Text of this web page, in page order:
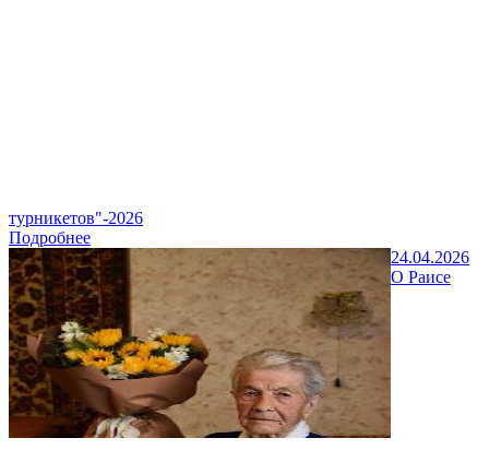
турникетов"-2026
Подробнее
24.04.2026
О Раисе